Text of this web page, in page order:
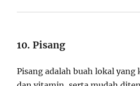
10. Pisang
Pisang adalah buah lokal yang